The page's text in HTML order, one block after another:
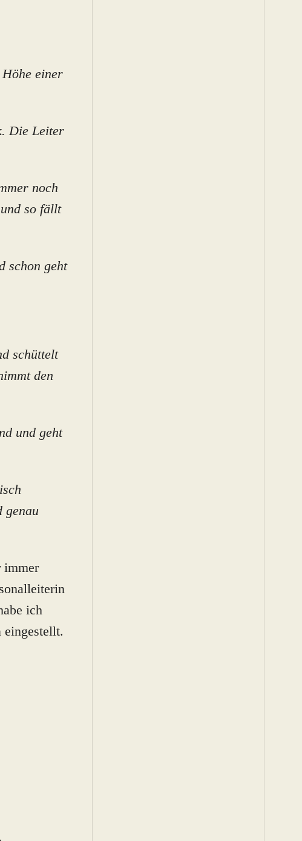
einer
Die Leiter
noch
so fällt
schon geht
schüttelt
den
und geht
genau
immer
ich
eingestellt.